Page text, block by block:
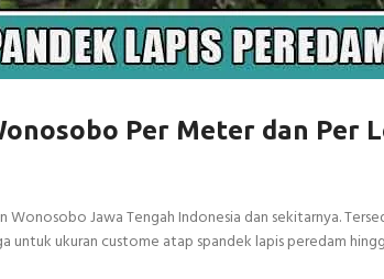
Per Meter dan Per
Wonosobo Jawa Tengah Indonesia dan sekitarnya.
ukuran custome atap spandek lapis peredam